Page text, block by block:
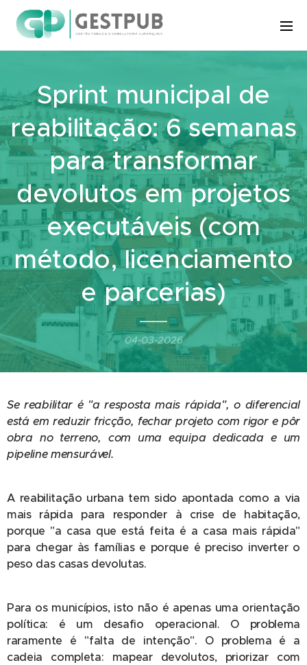
Sprint municipal de
reabilitação: 6 semanas
para transformar
devolutos em projetos
executáveis (com
método, licenciamento
e parcerias)
04-03-2026
Se reabilitar é "a resposta mais rápida", o diferencial
está em reduzir fricção, fechar projeto com rigor e pôr
obra no terreno, com uma equipa dedicada e um
pipeline mensurável.
A reabilitação urbana tem sido apontada como a via
mais rápida para responder à crise de habitação,
porque "a casa que está feita é a casa mais rápida"
para chegar às famílias e porque é preciso inverter o
peso das casas devolutas.
Para os municípios, isto não é apenas uma orientação
política: é um desafio operacional. O problema
raramente é "falta de intenção". O problema é a
cadeia completa: mapear devolutos, priorizar com